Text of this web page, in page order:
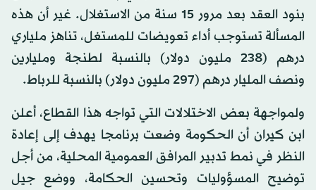
بنود العقد بعد مرور 15 سنة من الاستغلال. غير أن هذه
المسألة تستوجب أداء تعويضات للمستغل، تناهز ملياري
درهم (238 مليون دولار) بالنسبة لطنجة ومليارين
ونصف المليار درهم (297 مليون دولار) بالنسبة للرباط.
ولمواجهة بعض الاختلالات التي تواجه هذا القطاع، أعلن
ابن كيران أن الحكومة وضعت برنامجا يهدف إلى إعادة
النظر في نمط تدبير المرافق العمومية المحلية، من أجل
توضيح المسؤوليات وتحسين الحكامة، ووضع جيل